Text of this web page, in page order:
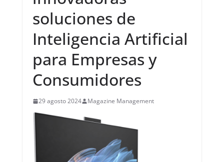
soluciones de
Inteligencia Artificial
para Empresas y
Consumidores
29 agosto 2024 Magazine Management